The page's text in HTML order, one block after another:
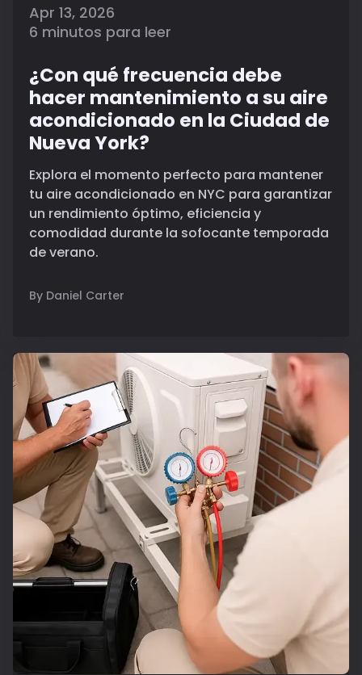
Apr 13, 2026
6 minutos para leer
¿Con qué frecuencia debe
hacer mantenimiento a su aire
acondicionado en la Ciudad de
Nueva York?
Explora el momento perfecto para mantener
tu aire acondicionado en NYC para garantizar
un rendimiento óptimo, eficiencia y
comodidad durante la sofocante temporada
de verano.
By Daniel Carter